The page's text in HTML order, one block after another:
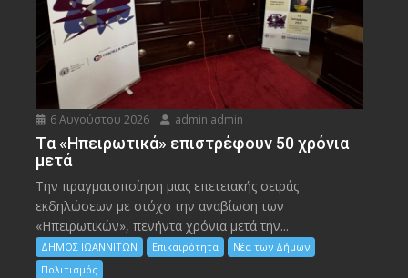
6 Αυγούστου 2026 admin admin
Tα «Ηπειρωτικά» επιστρέφουν 50 χρόνια
μετά
Την πραγματοποίηση μιας επετειακής σειράς
εκδηλώσεων με στόχο την αναβίωση των
«Ηπειρωτικών», πενήντα χρόνια μετά την...
ΔΗΜΟΣ ΙΩΑΝΝΙΤΩΝ Επικαιρότητα
Νέα των Δήμων
Πολιτισμός